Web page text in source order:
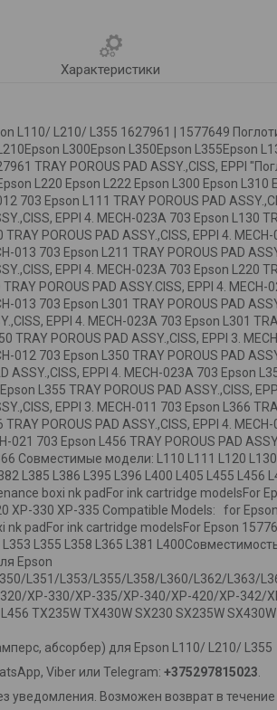
Характеристики
L110/ L210/ L355 1627961 | 1577649
L300Epson L350Epson L355Epson
TRAY POROUS PAD ASSY.,CISS, EPPI
L220 Epson L222 Epson L300 Epson L310
703 Epson L111 TRAY POROUS PAD
EPPI 4. MECH-023A 703 Epson L130
POROUS PAD ASSY.,CISS, EPPI 4.
013 703 Epson L211 TRAY POROUS PAD
EPPI 4. MECH-023A 703 Epson L220
POROUS PAD ASSY.CISS, EPPI 4.
013 703 Epson L301 TRAY POROUS PAD
EPPI 4. MECH-023A 703 Epson L301
TRAY POROUS PAD ASSY.,CISS, EPPI 3.
012 703 Epson L350 TRAY POROUS PAD
EPPI 4. MECH-023A 703 Epson
L355 TRAY POROUS PAD ASSY.,CISS,
EPPI 3. MECH-011 703 Epson L366
POROUS PAD ASSY.,CISS, EPPI 4.
021 703 Epson L456 TRAY POROUS PAD
модели: L110 L111 L120 L130
L385 L386 L395 L396 L400 L405 L455
boxi nk padFor ink cartridge modelsFor
XP-330 XP-335 Compatible Models: for
padFor ink cartridge modelsFor Epson
L355 L358 L365 L381
Epson
L351/L353/L355/L358/L360/L362/L363/
XP-330/XP-335/XP-340/XP-420/XP-342/
TX235W TX430W SX230 SX235W
абсорбер) для Epson L110/ L210/ L355
Viber или Telegram: +375297815023.
Возможен возврат в